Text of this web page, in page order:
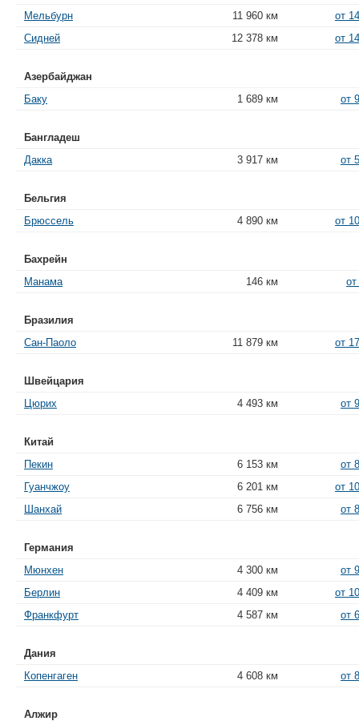
Мельбурн
11 960 км
от
Сидней
12 378 км от
Азербайджан
Баку
1 689 км от
Бангладеш
Дакка
3 917 км от
Бельгия
Брюссель
4 890 км от
Бахрейн
Манама
146 км
Бразилия
Сан-Паоло
11 879 км от
Швейцария
Цюрих
4 493 км от
Китай
Пекин
6 153 км
от
Гуанчжоу
6 201 км
от
Шанхай
6 756 км от
Германия
Мюнхен
4 300 км
от
Берлин
4 409 км
от
Франкфурт
4 587 км от
Дания
Копенгаген
4 608 км от
Алжир